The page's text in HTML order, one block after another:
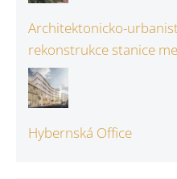
Architektonicko-
rekonstrukce stanice
Hybernská Office